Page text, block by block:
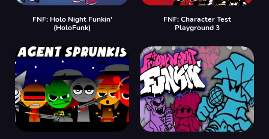
FNF: Holo Night Funkin'
(HoloFunk)
FNF: Character Test
Playground 3